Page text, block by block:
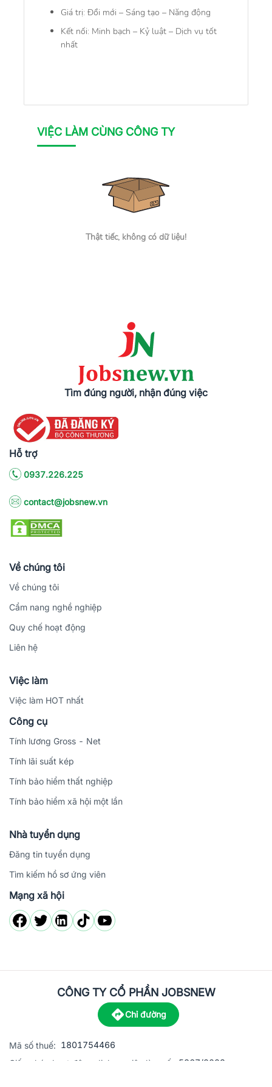
Giá trị: Đổi mới – Sáng tạo – Năng động
Kết nối: Minh bạch – Kỷ luật – Dịch vụ tốt
nhất
VIỆC LÀM CÙNG CÔNG TY
Thật tiếc, không có dữ liệu!
Tìm đúng người, nhận đúng việc
Hỗ trợ
0937.226.225
contact@jobsnew.vn
Về chúng tôi
Về chúng tôi
Cẩm nang nghề nghiệp
Quy chế hoạt động
Liên hệ
Việc làm
Việc làm HOT nhất
Công cụ
Tính lương Gross - Net
Tính lãi suất kép
Tính bảo hiểm thất nghiệp
Tính bảo hiểm xã hội một lần
Nhà tuyển dụng
Đăng tin tuyển dụng
Tìm kiếm hồ sơ ứng viên
Mạng xã hội
CÔNG TY CỔ PHẦN JOBSNEW
Chỉ đường
Mã số thuế: 1801754466
Giấy phép hoạt động dịch vụ việc làm số:
5867/2023